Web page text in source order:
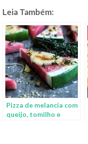
Leia Também:
Pizza de melancia com
queijo, tomilho e